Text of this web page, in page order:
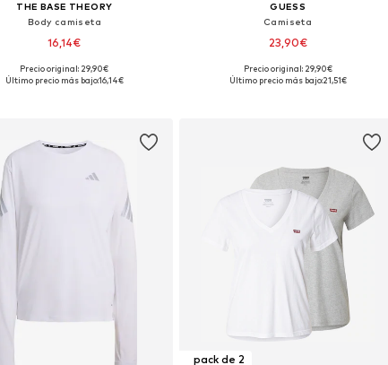
THE BASE THEORY
Body camiseta
16,14€
disponibles: XS, S, M, L, XL, XXL
Precio original: 29,90€
Último precio más bajo:16,14€
GUESS
Camiseta
23,90€
+1
Tallas disponibles: XS, S, M, L, XL, XXL
Precio original: 29,90€
Último precio más bajo:21,51€
pack de 2